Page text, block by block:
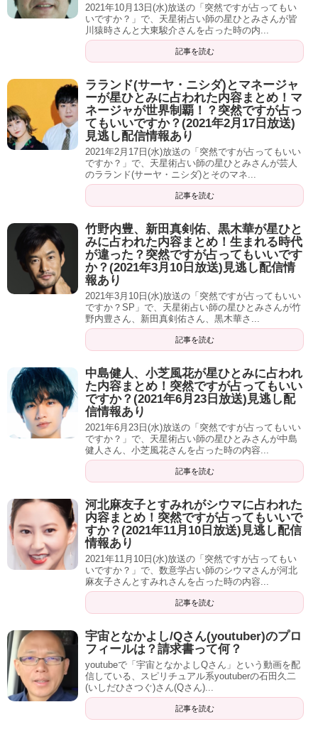
ただ、『萌果』っぽくないのよ。
伊達「あら！」
雨宮「違う？」
『萌果』じゃないよ。
雨宮「何ですか？」
富澤「あははは！！」
伊達「名前否定されるの・・・」
『萌吉』とか。
雨宮「『萌吉』！？」
富澤「おっさんみたいですけどね」
伊達「もうちょっと男らしいっていうか」
いや、そう！まず萌果さんって『清純の星』1ミリもないで
す。
富澤「ぬはははは！！！」
伊達「出た」
雨宮「ちょっと待ってください・・・。『清純の星』？」
雨宮「えー！私でもそんな悪いことしてないんですけ
ど・・・」
あ、全然！『悪い感じ』っていうよりもなんか縛られた
り、『こうじゃない、ああじゃない』って上から言われた
り、がんじがらめにされるの絶対ダメでしょ？
雨宮「そうですね」
富澤「だからNHK辞めたんだろうな」
伊達「それ関係ねぇよ」
2021年10月13日(水)放送の「突然ですが占ってもい
いですか？」で、天星術占い師の星ひとみさんが皆
川猿時さんと大東駿介さんを占った時の内...
記事を読む
ラランド(サーヤ・ニシダ)とマネージャ
ーが星ひとみに占われた内容まとめ！マ
ネージャが世界制覇！？突然ですが占っ
てもいいですか？(2021年2月17日放送)
見逃し配信情報あり
2021年2月17日(水)放送の「突然ですが占ってもいい
ですか？」で、天星術占い師の星ひとみさんが芸人
のラランド(サーヤ・ニシダ)とそのマネ...
記事を読む
竹野内豊、新田真剣佑、黒木華が星ひと
みに占われた内容まとめ！生まれる時代
が違った？突然ですが占ってもいいです
か？(2021年3月10日放送)見逃し配信情
報あり
2021年3月10日(水)放送の「突然ですが占ってもいい
ですか？SP」で、天星術占い師の星ひとみさんが竹
野内豊さん、新田真剣佑さん、黒木華さ...
記事を読む
中島健人、小芝風花が星ひとみに占われ
た内容まとめ！突然ですが占ってもいい
ですか？(2021年6月23日放送)見逃し配
信情報あり
2021年6月23日(水)放送の「突然ですが占ってもいい
ですか？」で、天星術占い師の星ひとみさんが中島
健人さん、小芝風花さんを占った時の内容...
記事を読む
河北麻友子とすみれがシウマに占われた
内容まとめ！突然ですが占ってもいいで
すか？(2021年11月10日放送)見逃し配信
情報あり
2021年11月10日(水)放送の「突然ですが占ってもい
いですか？」で、数意学占い師のシウマさんが河北
麻友子さんとすみれさんを占った時の内容...
記事を読む
宇宙となかよし/Qさん(youtuber)のプロ
フィールは？請求書って何？
youtubeで「宇宙となかよしQさん」という動画を配
信している、スピリチュアル系youtuberの石田久二
(いしだひさつぐ)さん(Qさん)...
記事を読む